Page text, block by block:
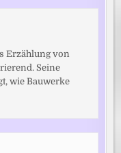
Erzählung von
Seine
wie Bauwerke